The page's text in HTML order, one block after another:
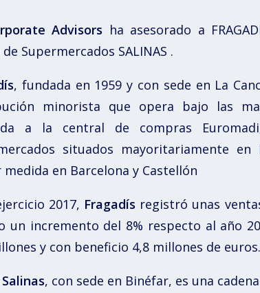
Advisors ha asesorado a
Supermercados SALINAS .
, fundada en 1959 y con sede en La
minorista que opera bajo las
a la central de compras
situados mayoritariamente
medida en Barcelona y Castellón
2017, Fragadís registró unas
un incremento del 8% respecto al año
y con beneficio 4,8 millones de euros.
, con sede en Binéfar, es una